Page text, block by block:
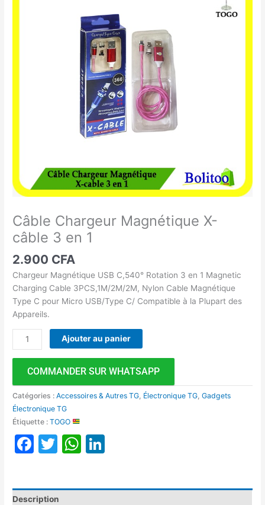
Câble Chargeur Magnétique X-
câble 3 en 1
2.900 CFA
Chargeur Magnétique USB C,540° Rotation 3 en 1 Magnetic
Charging Cable 3PCS,1M/2M/2M, Nylon Cable Magnétique
Type C pour Micro USB/Type C/ Compatible à la Plupart des
Appareils.
Ajouter au panier
COMMANDER SUR WHATSAPP
Catégories :Accessoires & Autres TG Électronique TG ,Gadgets
Électronique TG
Étiquette :TOGO
Facebook
TwitterWhatsApp
Description